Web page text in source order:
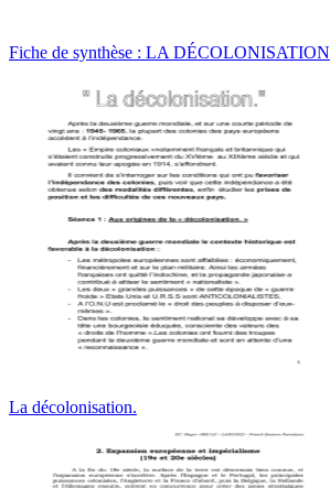
Fiche de synthèse : LA DÉCOLONISATION
La décolonisation.